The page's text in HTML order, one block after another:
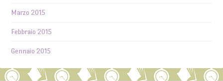
Marzo 2015
Febbraio 2015
Gennaio 2015